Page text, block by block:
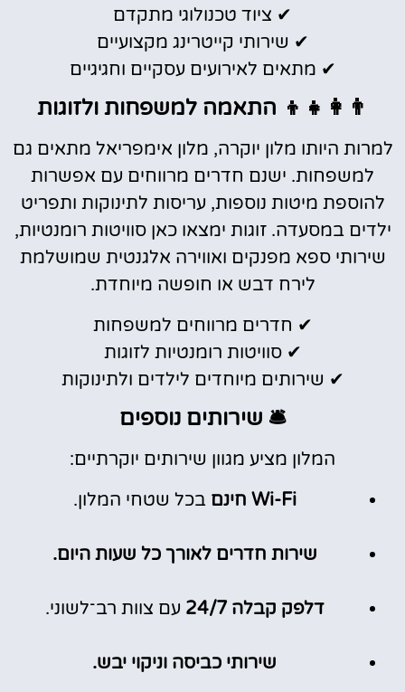
✔ ציוד טכנולוגי מתקדם
✔ שירותי קייטרינג מקצועיים
✔ מתאים לאירועים עסקיים וחגיגיים
👨‍👩‍👧‍👦 התאמה למשפחות ולזוגות
למרות היותו מלון יוקרה, מלון אימפריאל מתאים גם
למשפחות. ישנם חדרים מרווחים עם אפשרות
להוספת מיטות נוספות, עריסות לתינוקות ותפריט
ילדים במסעדה. זוגות ימצאו כאן סוויטות רומנטיות,
שירותי ספא מפנקים ואווירה אלגנטית שמושלמת
לירח דבש או חופשה מיוחדת.
✔ חדרים מרווחים למשפחות
✔ סוויטות רומנטיות לזוגות
✔ שירותים מיוחדים לילדים ולתינוקות
🛎️ שירותים נוספים
המלון מציע מגוון שירותים יוקרתיים:
Wi-Fi חינם
בכל שטחי המלון.
שירות חדרים לאורך כל שעות היום.
דלפק קבלה 24/7 עם צוות רב־לשוני.
שירותי כביסה וניקוי יבש.